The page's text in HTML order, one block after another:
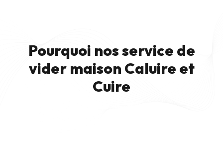
Pourquoi nos service de
vider maison Caluire et
Cuire